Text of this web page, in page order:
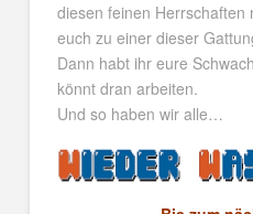
diesen feinen Herrschaften
euch zu einer dieser
Dann habt ihr eure
könnt dran arbeiten.
Und so haben wir alle…